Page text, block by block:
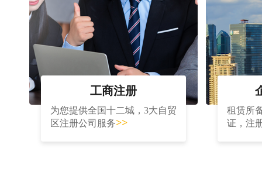
工商注册
为您提供全国十二城，3大自贸
区注册公司服务>>
租赁所
证，注